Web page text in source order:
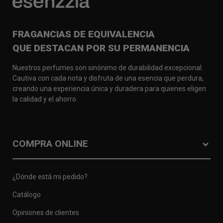
FRAGANCIAS DE EQUIVALENCIA
QUE DESTACAN POR SU PERMANENCIA
Nuestros perfumes son sinónimo de durabilidad excepcional.
Cautiva con cada nota y disfruta de una esencia que perdura,
creando una experiencia única y duradera para quienes eligen
la calidad y el ahorro.
COMPRA ONLINE
¿Dónde está mi pedido?
Catálogo
Opiniones de clientes